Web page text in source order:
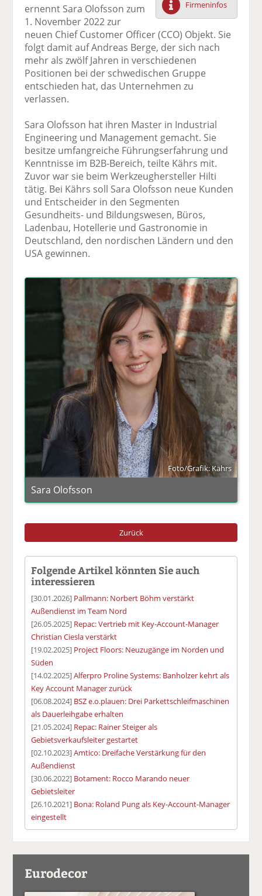
F
ac
e
b
o
o
k
e
n
tt
er
n
Li
n
k
e
n
n
E
m
ai
l
e
n
ck
e
n
Firmeninfos
ernennt Sara Olofsson zum
1. November 2022 zur
neuen Chief Customer Officer (CCO) Objekt. Sie
folgt damit auf Andreas Berge, der sich nach
mehr als zwölf Jahren in verschiedenen
Positionen bei der schwedischen Gruppe
entschieden hat, das Unternehmen zu
verlassen.
Sara Olofsson hat ihren Master in Industrial
Engineering und Management gemacht. Sie
besitze umfangreiche Führungserfahrung und
Kenntnisse im B2B-Bereich, teilte Kährs mit.
Zuvor war sie beim Werkzeughersteller Hilti
tätig. Bei Kährs soll Sara Olofsson neue Kunden
und Entscheider in den Segmenten
Gesundheits- und Bildungswesen, Büros,
Ladenbau, Hotellerie und Gastronomie in
Deutschland, den nordischen Ländern und den
USA gewinnen.
Foto/Grafik: Kährs
Sara Olofsson
Zurück
Folgende Artikel könnten Sie auch
interessieren
[30.01.2026] Pallmann: Norbert Böhm verstärkt
Außendienst im Team Nord
[26.05.2025] Repac: Vertrieb mit Key-Account-Manager
Christian Ciesla verstärkt
[19.02.2025] Project Floors: Neuzugänge im Norden und
Süden
[14.02.2025]Alferpro Proline Systems: Banholzer kehrt als
Key Account Manager zurück
[06.08.2024] BSZ e.o.plauen: Drei Parkettschleifmaschinen
als Dauerleihgabe erhalten
[21.05.2024] Repac: Rainer Steiger als
Gebietsverkaufsleiter gestartet
[02.10.2023]Amtico: Dreifache Verstärkung für den
Außendienst
[30.06.2022] Botament: Rocco Marando neuer
Gebietsleiter
[26.10.2021] Bona: Roland Pung als Key-Account-Manager
eingestellt
Eurodecor